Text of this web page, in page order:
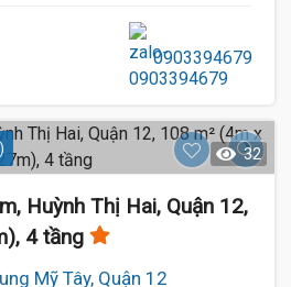
0903394679
32
Huỳnh Thị Hai, Quận 12,
4 tầng
Mỹ Tây, Quận 12